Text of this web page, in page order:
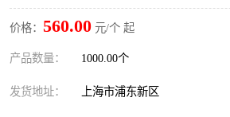
价格： 560.00 元/个 起
产品数量： 1000.00个
发货地址： 上海市浦东新区